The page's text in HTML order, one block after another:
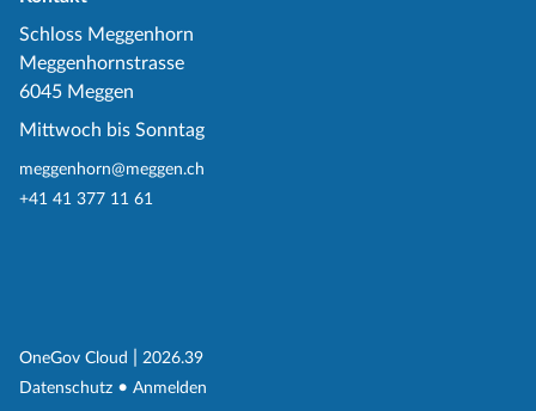
Schloss Meggenhorn
Meggenhornstrasse
6045 Meggen
Mittwoch bis Sonntag
meggenhorn@meggen.ch
+41 41 377 11 61
OneGov Cloud (External Link)
2026.39
Datenschutz (External Link)
Anmelden